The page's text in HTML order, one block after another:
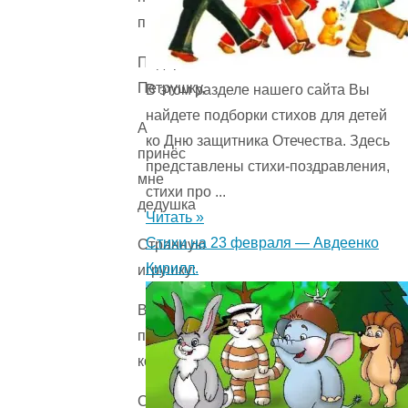
праздник
Подарить
Петрушку,
А
принёс
мне
дедушка
Странную
игрушку:
В
плоскую
коробку
Спрятан
В этом разделе нашего сайта Вы
найдете подборки стихов для детей
ко Дню защитника Отечества. Здесь
представлены стихи-поздравления,
стихи про ...
Читать »
Стихи на 23 февраля — Авдеенко
Кирилл.